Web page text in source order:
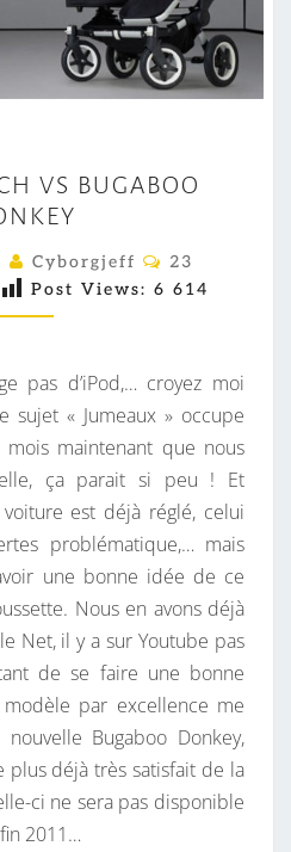
C
A
N
D
Y
E
A
C
H
V
S
B
U
G
A
B
O
O
D
O
VS BUGABOO
Cyborgjeff
C
M
A
I
E
23
Post Views: 6 614
pas d’iPod,… croyez moi
sujet « Jumeaux » occupe
maintenant que nous
ça parait si peu ! Et
est déjà réglé, celui
problématique,… mais
une bonne idée de ce
Nous en avons déjà
Net, il y a sur Youtube pas
de se faire une bonne
par excellence me
Bugaboo Donkey,
plus déjà très satisfait de la
ci ne sera pas disponible
2011…